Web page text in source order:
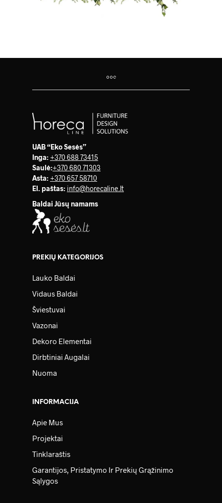
UAB “Eko Sesės”
Inga: +370 688 73415
Saulė:+370 680 71303
Asta: +370 657 58710
El. paštas: info@horecaline.lt
Baldai Jūsų namams
PREKIŲ KATEGORIJOS
Lauko Baldai
Vidaus Baldai
Šviestuvai
Vazonai
Dekoro Elementai
Dirbtiniai Augalai
Nuoma
INFORMACIJA
Apie Mus
Projektai
Tinklaraštis
Garantijos, Pristatymo Ir Prekių Grąžinimo
Sąlygos